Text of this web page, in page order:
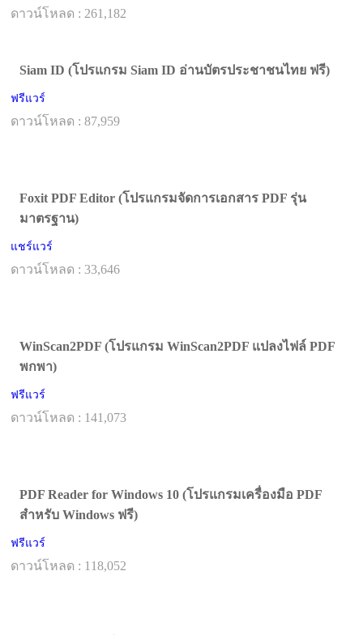
ดาวน์โหลด : 261,182
Siam ID (โปรแกรม Siam ID อ่านบัตรประชาชนไทย ฟรี)
ฟรีแวร์
ดาวน์โหลด : 87,959
Foxit PDF Editor (โปรแกรมจัดการเอกสาร PDF รุ่น
มาตรฐาน)
แชร์แวร์
ดาวน์โหลด : 33,646
WinScan2PDF (โปรแกรม WinScan2PDF แปลงไฟล์ PDF
พกพา)
ฟรีแวร์
ดาวน์โหลด : 141,073
PDF Reader for Windows 10 (โปรแกรมเครื่องมือ PDF
สำหรับ Windows ฟรี)
ฟรีแวร์
ดาวน์โหลด : 118,052